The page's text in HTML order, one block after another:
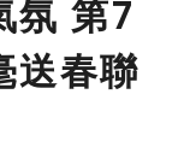
氛 第7
送春聯